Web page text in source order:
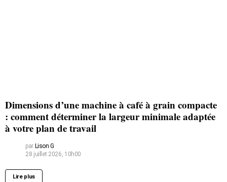
Dimensions d’une machine à café à grain compacte
: comment déterminer la largeur minimale adaptée
à votre plan de travail
par Lison G
28 juillet 2026, 10h00
Lire plus